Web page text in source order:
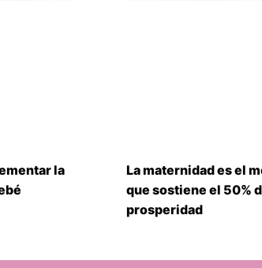
la
La maternidad es el
que sostiene el 50%
prosperidad